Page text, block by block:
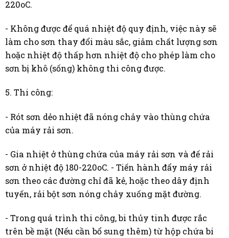
220oC.
- Không được để quá nhiệt độ quy định, việc này sẽ
làm cho sơn thay đổi màu sắc, giảm chất lượng sơn
hoặc nhiệt độ thấp hơn nhiệt độ cho phép làm cho
sơn bị khô (sống) không thi công được.
5. Thi công:
- Rót sơn dẻo nhiệt đã nóng chảy vào thùng chứa
của máy rải sơn.
- Gia nhiệt ở thùng chứa của máy rải sơn và đế rải
sơn ở nhiệt độ 180-220oC. - Tiến hành đẩy máy rải
sơn theo các đường chỉ đã kẻ, hoặc theo dây định
tuyến, rải bột sơn nóng chảy xuống mặt đường.
- Trong quá trình thi công, bi thủy tinh được rắc
trên bề mặt (Nếu cần bổ sung thêm) từ hộp chứa bi